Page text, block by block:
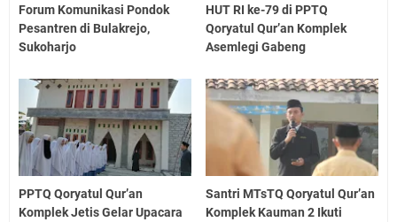
Forum Komunikasi Pondok
Pesantren di Bulakrejo,
Sukoharjo
HUT RI ke-79 di PPTQ
Qoryatul Qur’an Komplek
Asemlegi Gabeng
PPTQ Qoryatul Qur’an
Komplek Jetis Gelar Upacara
Santri MTsTQ Qoryatul Qur’an
Komplek Kauman 2 Ikuti